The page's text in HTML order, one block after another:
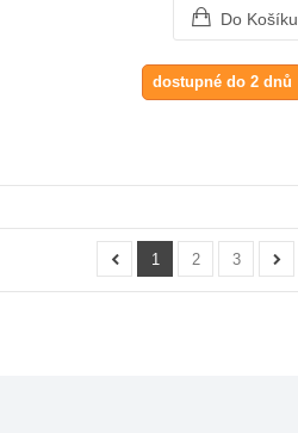
Do Košíku
dostupné do 2 dnů
1 2 3